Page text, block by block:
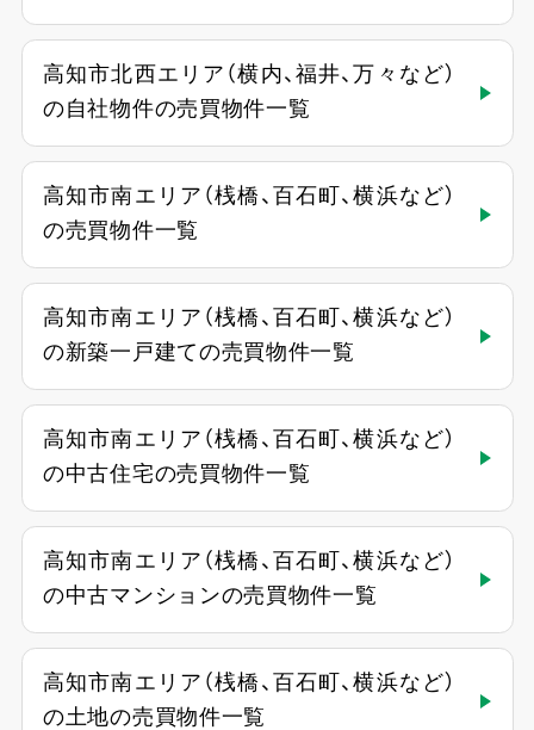
高知市北西エリア（横内、福井、万々など）
の自社物件の売買物件一覧
高知市南エリア（桟橋、百石町、横浜など）
の売買物件一覧
高知市南エリア（桟橋、百石町、横浜など）
の新築一戸建ての売買物件一覧
高知市南エリア（桟橋、百石町、横浜など）
の中古住宅の売買物件一覧
高知市南エリア（桟橋、百石町、横浜など）
の中古マンションの売買物件一覧
高知市南エリア（桟橋、百石町、横浜など）
の土地の売買物件一覧